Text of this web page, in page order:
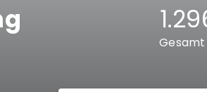
Gesamt